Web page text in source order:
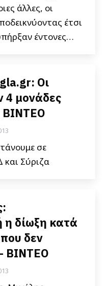
άλλες, οι
έτσι
έντονες…
Οι
4 μονάδες
σε
Σύριζα
η δίωξη κατά
δεν
ΒΙΝΤΕΟ